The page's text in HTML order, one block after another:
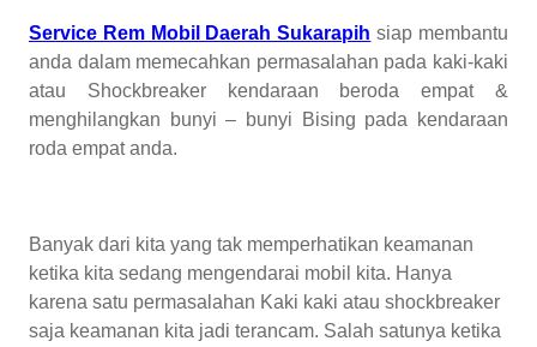
Service Rem Mobil Daerah Sukarapih siap membantu
anda dalam memecahkan permasalahan pada kaki-kaki
atau Shockbreaker kendaraan beroda empat &
menghilangkan bunyi – bunyi Bising pada kendaraan
roda empat anda.
Banyak dari kita yang tak memperhatikan keamanan
ketika kita sedang mengendarai mobil kita. Hanya
karena satu permasalahan Kaki kaki atau shockbreaker
saja keamanan kita jadi terancam. Salah satunya ketika